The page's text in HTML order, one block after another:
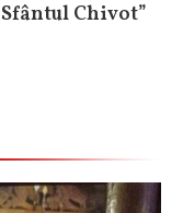
Chivot”